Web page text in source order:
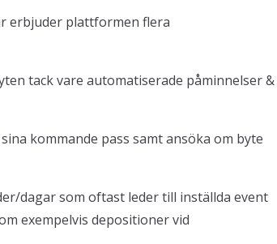
erbjuder plattformen flera
tack vare automatiserade påminnelser &
kommande pass samt ansöka om byte
dagar som oftast leder till inställda event
exempelvis depositioner vid